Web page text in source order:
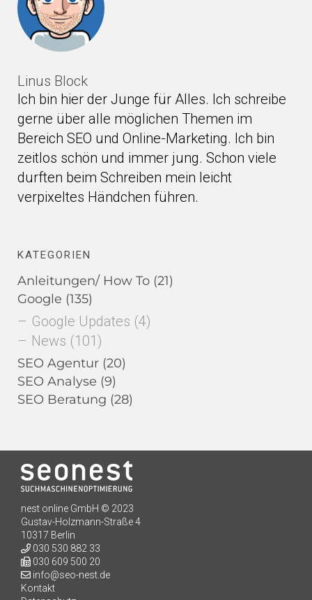
Linus Block
Ich bin hier der Junge für Alles. Ich schreibe
gerne über alle möglichen Themen im
Bereich SEO und Online-Marketing. Ich bin
zeitlos schön und immer jung. Schon viele
durften beim Schreiben mein leicht
verpixeltes Händchen führen.
KATEGORIEN
Anleitungen/ How To (21)
Google (135)
Google Updates (4)
News (101)
SEO Agentur (20)
SEO Analyse (9)
SEO Beratung (28)
nest online GmbH © 2023
Gustav-Holzmann-Straße 4
10317 Berlin
030 530 882 33
030 609 500 20
info@seo-nest.de
Kontakt